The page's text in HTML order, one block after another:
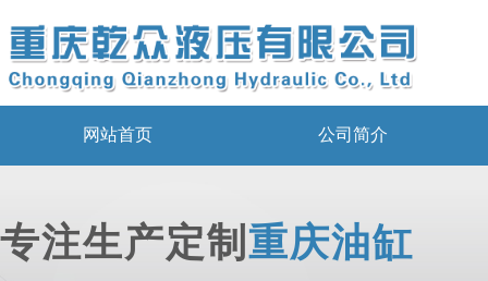
网站首页 公司简介
专注生产定制 重庆油缸